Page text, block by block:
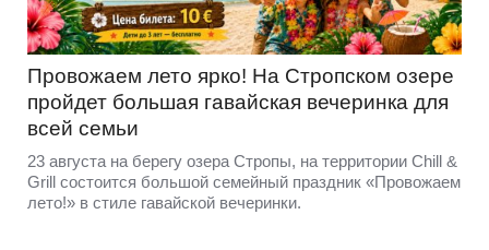
Провожаем лето ярко! На Стропском озере
пройдет большая гавайская вечеринка для
всей семьи
23 августа на берегу озера Стропы, на территории Chill &
Grill состоится большой семейный праздник «Провожаем
лето!» в стиле гавайской вечеринки.